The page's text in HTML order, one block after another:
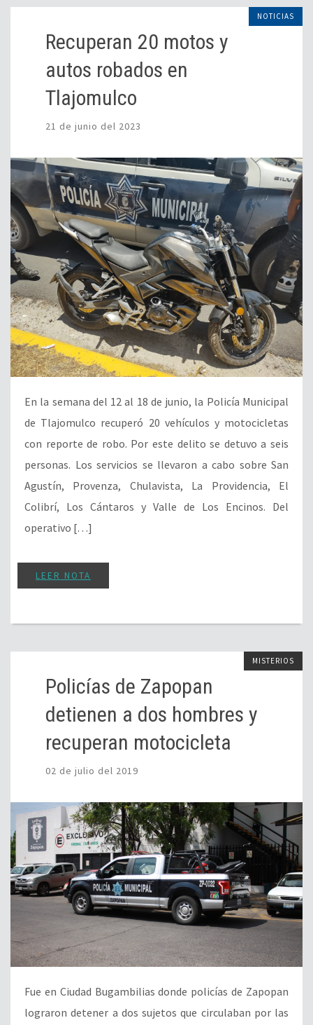
NOTICIAS
Recuperan 20 motos y
autos robados en
Tlajomulco
21 de junio del 2023
En la semana del 12 al 18 de junio, la Policía Municipal
de Tlajomulco recuperó 20 vehículos y motocicletas
con reporte de robo. Por este delito se detuvo a seis
personas. Los servicios se llevaron a cabo sobre San
Agustín, Provenza, Chulavista, La Providencia, El
Colibrí, Los Cántaros y Valle de Los Encinos. Del
operativo […]
LEER NOTA
MISTERIOS
Policías de Zapopan
detienen a dos hombres y
recuperan motocicleta
02 de julio del 2019
Fue en Ciudad Bugambilias donde policías de Zapopan
lograron detener a dos sujetos que circulaban por las